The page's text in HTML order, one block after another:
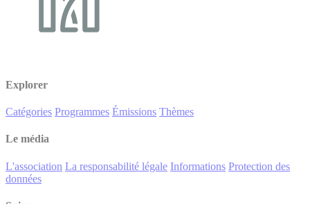
Explorer
Catégories Programmes Émissions Thèmes
Le média
L'association La responsabilité légale Informations Protection des
données